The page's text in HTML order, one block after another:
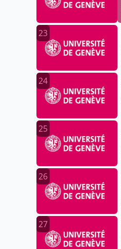
23
24
25
26
27